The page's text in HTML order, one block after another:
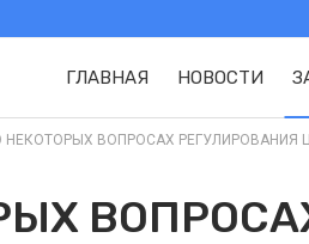
ГЛАВНАЯ НОВОСТИ
НЕКОТОРЫХ ВОПРОСАХ РЕГУЛИРОВАНИЯ